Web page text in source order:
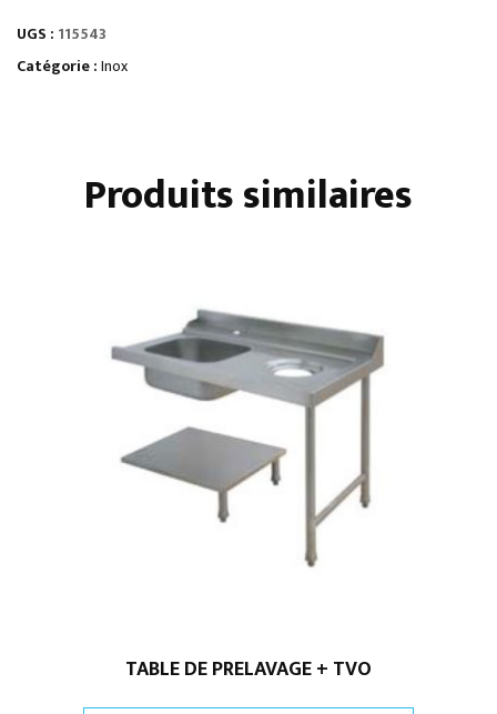
TRAVAIL
INOX
UGS : 115543
Catégorie :Inox
Produits similaires
TABLE DE PRELAVAGE + TVO